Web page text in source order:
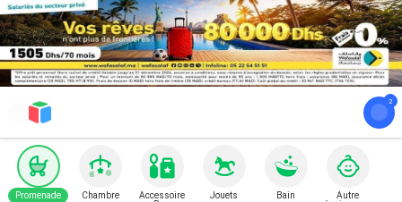
Promenade Chambre
Accessoire
Jouets Bain
Autre